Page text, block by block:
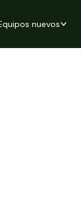
nuevos
530